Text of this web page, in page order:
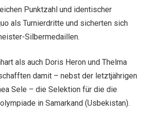
Punktzahl und identischer
als Turnierdritte und sicherten sich
Silbermedaillen.
als auch Doris Heron und Thelma
damit – nebst der letztjährigen
Sele – die Selektion für die die
in Samarkand (Usbekistan).